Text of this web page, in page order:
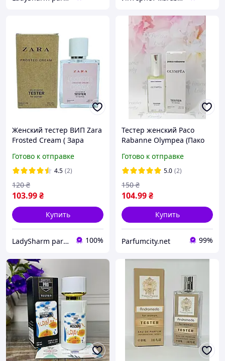
Женский тестер ВИП Zara
Frosted Cream ( Зара
60 мл
Готово к отправке
4.5 (2)
103.99₴
120 ₴
Купить
LadySharm parfum-opt 100%
Тестер женский Paco
Rabanne Olympea (Пако
Готово к отправке
5.0 (2)
104.99₴
150 ₴
Купить
Parfumcity.net 99%